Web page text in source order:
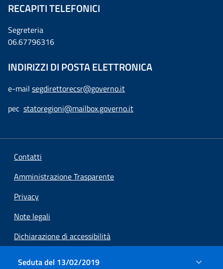
Seduta del 13/02/2019
RECAPITI TELEFONICI
Segreteria
06.67796316
INDIRIZZI DI POSTA ELETTRONICA
e-mail segdirettorecsr@governo.it
pec statoregioni@mailbox.governo.it
Contatti
Amministrazione Trasparente
Privacy
Note legali
Dichiarazione di accessibilità
Preferenze cookie